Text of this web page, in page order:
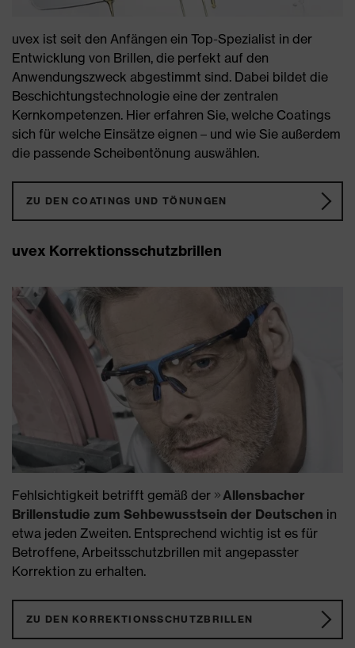
uvex ist seit den Anfängen ein Top-Spezialist in der
Entwicklung von Brillen, die perfekt auf den
Anwendungszweck abgestimmt sind. Dabei bildet die
Beschichtungstechnologie eine der zentralen
Kernkompetenzen. Hier erfahren Sie, welche Coatings
sich für welche Einsätze eignen – und wie Sie außerdem
die passende Scheibentönung auswählen.
ZU DEN COATINGS UND TÖNUNGEN
uvex Korrektionsschutzbrillen
Fehlsichtigkeit betrifft gemäß der
Allensbacher
Brillenstudie zum Sehbewusstsein der Deutschen in
etwa jeden Zweiten. Entsprechend wichtig ist es für
Betroffene, Arbeitsschutzbrillen mit angepasster
Korrektion zu erhalten.
ZU DEN KORREKTIONSSCHUTZBRILLEN